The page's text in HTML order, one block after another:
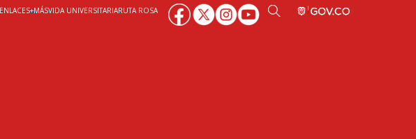
ENLACES+MÁSVIDA UNIVERSITARIARUTA ROSA